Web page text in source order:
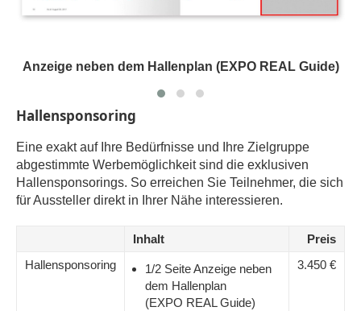
Anzeige neben dem Hallenplan (EXPO REAL Guide)
Hallensponsoring
Eine exakt auf Ihre Bedürfnisse und Ihre Zielgruppe
abgestimmte Werbemöglichkeit sind die exklusiven
Hallensponsorings. So erreichen Sie Teilnehmer, die sich
für Aussteller direkt in Ihrer Nähe interessieren.
Inhalt
Preis
Hallensponsoring
1/2 Seite Anzeige neben
dem Hallenplan
(EXPO REALGuide)
3.450 €